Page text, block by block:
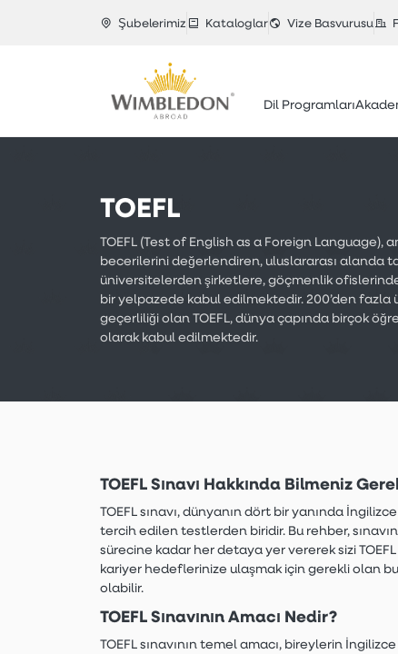
Şubelerimiz Kataloglar Vize Basvurusu
Dil Programları
TOEFL
TOEFL (Test of English as a Foreign Language),
becerilerini değerlendiren, uluslararası alanda
üniversitelerden şirketlere, göçmenlik
bir yelpazede kabul edilmektedir. 200’den fazla
geçerliliği olan TOEFL, dünya çapında birçok
olarak kabul edilmektedir.
TOEFL Sınavı Hakkında Bilmeniz
TOEFL sınavı, dünyanın dört bir yanında
tercih edilen testlerden biridir. Bu rehber,
sürecine kadar her detaya yer vererek sizi
kariyer hedeflerinize ulaşmak için gerekli olan
olabilir.
TOEFL Sınavının Amacı Nedir?
TOEFL sınavının temel amacı, bireylerin